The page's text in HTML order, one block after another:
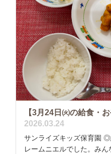
【3月24日㈫の給食・お
2026.03.24
サンライズキッズ保育園
レームニエルでした。みん